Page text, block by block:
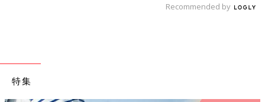
Recommended by
特集